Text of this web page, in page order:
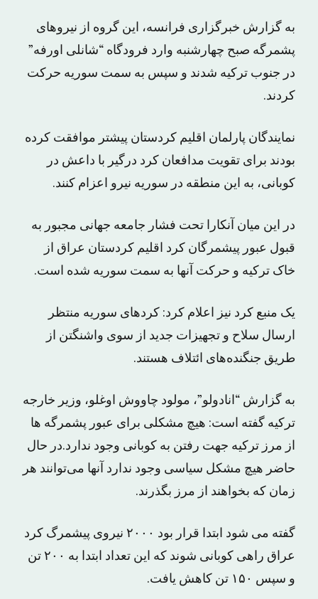
به گزارش خبرگزاری فرانسه، این گروه از نیروهای
پشمرگه صبح چهارشنبه وارد فرودگاه “شانلی اورفه”
در جنوب ترکیه شدند و سپس به سمت سوریه حرکت
کردند.
نمایندگان پارلمان اقلیم کردستان پیشتر موافقت کرده
بودند برای تقویت مدافعان کرد درگیر با داعش در
کوبانی، به این منطقه در سوریه نیرو اعزام کنند.
در این میان آنکارا تحت فشار جامعه جهانی مجبور به
قبول عبور پیشمرگان کرد اقلیم کردستان عراق از
خاک ترکیه و حرکت آنها به سمت سوریه شده است.
یک منبع کرد نیز اعلام کرد: کردهای سوریه منتظر
ارسال سلاح و تجهیزات جدید از سوی واشنگتن از
طریق جنگنده‌های ائتلاف هستند.
به گزارش “انادولو”، مولود چاووش اوغلو، وزیر خارجه
ترکیه گفته است: هیچ مشکلی برای عبور پشمرگه ها
از مرز ترکیه جهت رفتن به کوبانی وجود ندارد.در حال
حاضر هیچ مشکل سیاسی وجود ندارد آنها می‌توانند هر
زمان که بخواهند از مرز بگذرند.
گفته می شود ابتدا قرار بود ۲۰۰۰ نیروی پیشمرگ کرد
عراق راهی کوبانی شوند که این تعداد ابتدا به ۲۰۰ تن
و سپس ۱۵۰ تن کاهش یافت.